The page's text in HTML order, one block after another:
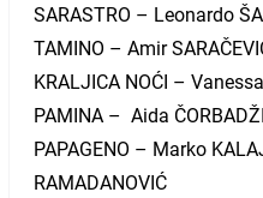
SARASTRO – Leonardo
TAMINO – Amir
KRALJICA NOĆI –
PAMINA – Aida
PAPAGENO – Marko
RAMADANOVIĆ